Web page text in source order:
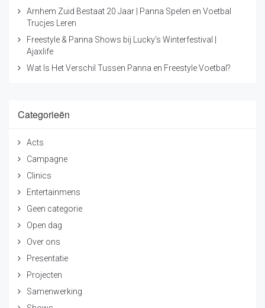
Arnhem Zuid Bestaat 20 Jaar | Panna Spelen en Voetbal
Trucjes Leren
Freestyle & Panna Shows bij Lucky's Winterfestival |
Ajaxlife
Wat Is Het Verschil Tussen Panna en Freestyle Voetbal?
Categorieën
Acts
Campagne
Clinics
Entertainmens
Geen categorie
Open dag
Over ons
Presentatie
Projecten
Samenwerking